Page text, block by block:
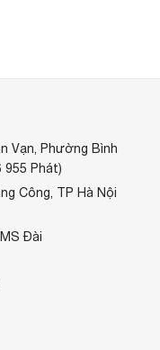
Vạn, Phường Bình
955 Phát)
Công, TP Hà Nội
Đài